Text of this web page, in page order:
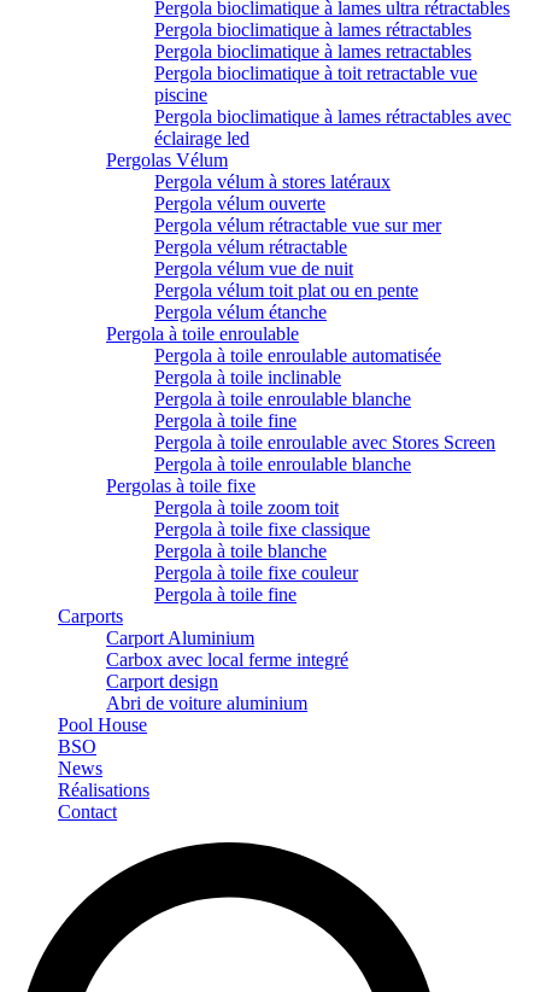
Pergola bioclimatique à lames ultra rétractables
Pergola bioclimatique à lames rétractables
Pergola bioclimatique à lames retractables
Pergola bioclimatique à toit retractable vue
piscine
Pergola bioclimatique à lames rétractables avec
éclairage led
Pergolas Vélum
Pergola vélum à stores latéraux
Pergola vélum ouverte
Pergola vélum rétractable vue sur mer
Pergola vélum rétractable
Pergola vélum vue de nuit
Pergola vélum toit plat ou en pente
Pergola vélum étanche
Pergola à toile enroulable
Pergola à toile enroulable automatisée
Pergola à toile inclinable
Pergola à toile enroulable blanche
Pergola à toile fine
Pergola à toile enroulable avec Stores Screen
Pergola à toile enroulable blanche
Pergolas à toile fixe
Pergola à toile zoom toit
Pergola à toile fixe classique
Pergola à toile blanche
Pergola à toile fixe couleur
Pergola à toile fine
Carports
Carport Aluminium
Carbox avec local ferme integré
Carport design
Abri de voiture aluminium
Pool House
BSO
News
Réalisations
Contact